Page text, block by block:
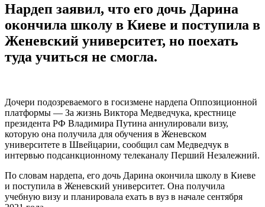
Нардеп заявил, что его дочь Дарина
окончила школу в Киеве и поступила в
Женевский университет, но поехать
туда учиться не смогла.
Дочери подозреваемого в госизмене нардепа Оппозиционной
платформы — За жизнь Виктора Медведчука, крестнице
президента РФ Владимира Путина аннулировали визу,
которую она получила для обучения в Женевском
университете в Швейцарии, сообщил сам Медведчук в
интервью подсанкционному телеканалу Перший Незалежний.
По словам нардепа, его дочь Дарина окончила школу в Киеве
и поступила в Женевский университет. Она получила
учебную визу и планировала ехать в вуз в начале сентября